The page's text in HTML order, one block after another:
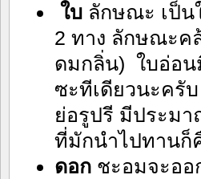
ใบลักษณะ เป็น
2 ทาง ลักษณะค
ดมกลิ่น) ใบอ่อน
ซะทีเดียวนะครั
ย่อรูปรี มีประม
ที่มักนำไปทานก็
ดอกชะอมจะออ